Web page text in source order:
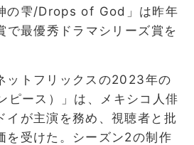
の雫/Drops of God」は昨年
で最優秀ドラマシリーズ賞を
ットフリックスの2023年の
ピース）」は、メキシコ人俳
イが主演を務め、視聴者と批
を受けた。シーズン2の制作